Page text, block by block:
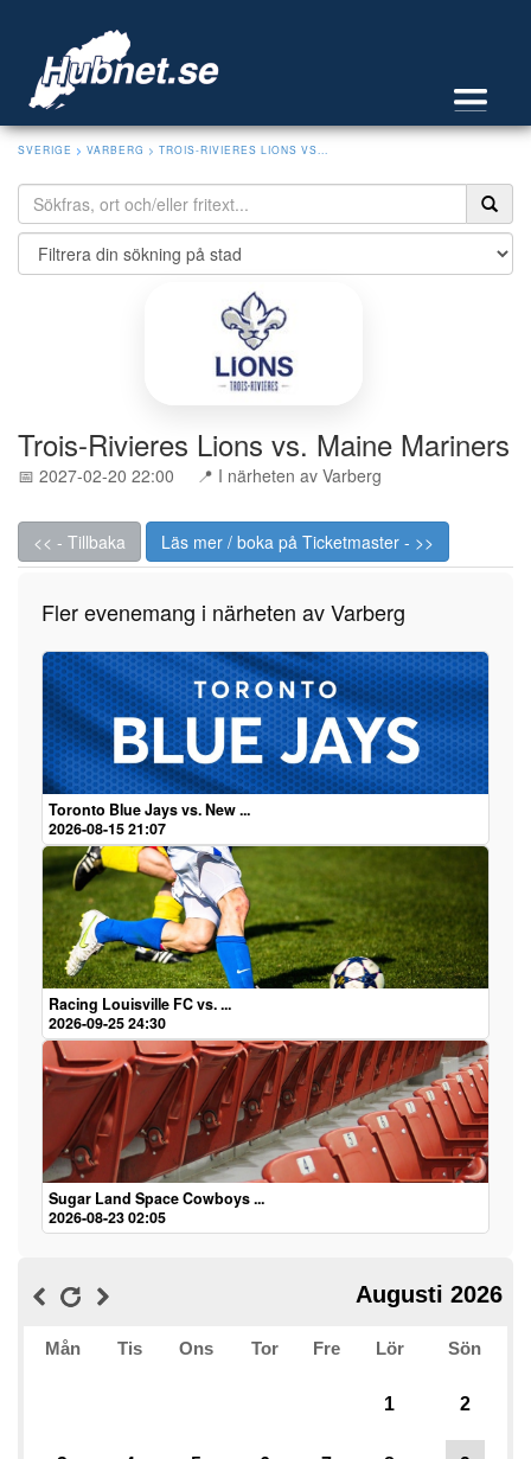
SVERIGE > VARBERG > TROIS-RIVIERES LIONS VS...
Trois-Rivieres Lions vs. Maine Mariners
📅 2027-02-20 22:00 📍 I närheten av Varberg
<< - Tillbaka Läs mer / boka på Ticketmaster - >>
Fler evenemang i närheten av Varberg
Toronto Blue Jays vs. New ...
2026-08-15 21:07
Racing Louisville FC vs. ...
2026-09-25 24:30
Sugar Land Space Cowboys ...
2026-08-23 02:05
Augusti 2026
Mån Tis Ons Tor Fre Lör Sön
1 2